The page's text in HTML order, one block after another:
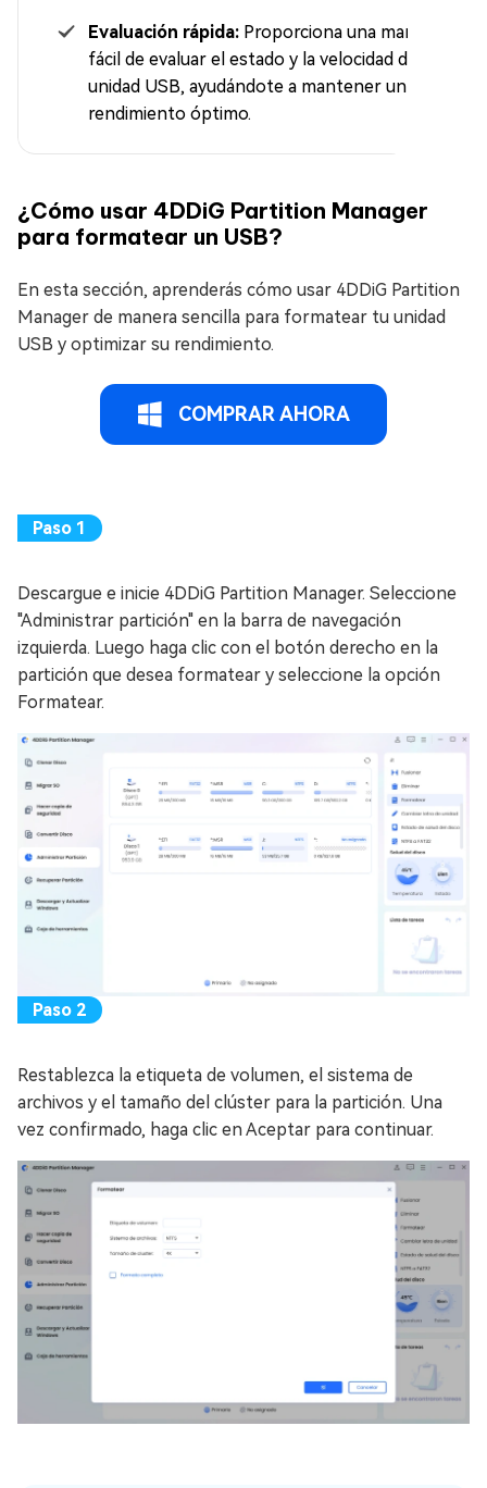
Evaluación rápida: Proporciona una manera
fácil de evaluar el estado y la velocidad de la
unidad USB, ayudándote a mantener un
rendimiento óptimo.
¿Cómo usar 4DDiG Partition Manager
para formatear un USB?
En esta sección, aprenderás cómo usar 4DDiG Partition
Manager de manera sencilla para formatear tu unidad
USB y optimizar su rendimiento.
COMPRAR AHORA
Descargue e inicie 4DDiG Partition Manager. Seleccione
"Administrar partición" en la barra de navegación
izquierda. Luego haga clic con el botón derecho en la
partición que desea formatear y seleccione la opción
Formatear.
Restablezca la etiqueta de volumen, el sistema de
archivos y el tamaño del clúster para la partición. Una
vez confirmado, haga clic en Aceptar para continuar.